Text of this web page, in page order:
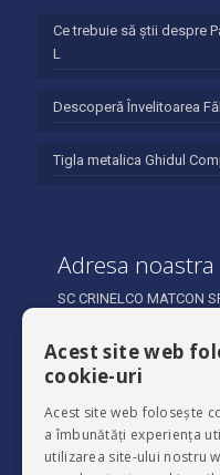
Ce trebuie să știi despre
L
Descoperă Învelitoarea
Tigla metalica Ghidul
Adresa noastra
SC CRINELCO MATCON
Acest site web
cookie-uri
Acest site web folosește
a îmbunătăți experiența
utilizarea site-ului nostru